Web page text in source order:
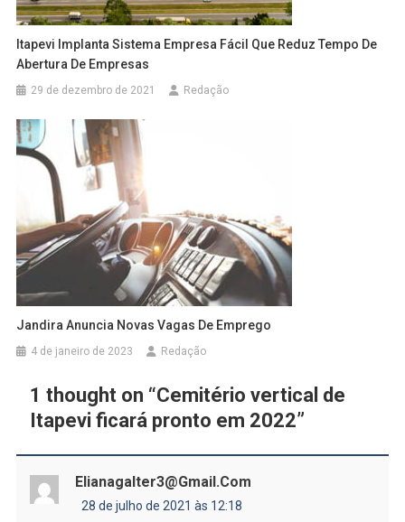
Itapevi Implanta Sistema Empresa Fácil Que Reduz Tempo De
Abertura De Empresas
29 de dezembro de 2021 Redação
Jandira Anuncia Novas Vagas De Emprego
4 de janeiro de 2023 Redação
1 thought on “Cemitério vertical de
Itapevi ficará pronto em 2022”
Elianagalter3@gmail.com
28 de julho de 2021 às 12:18